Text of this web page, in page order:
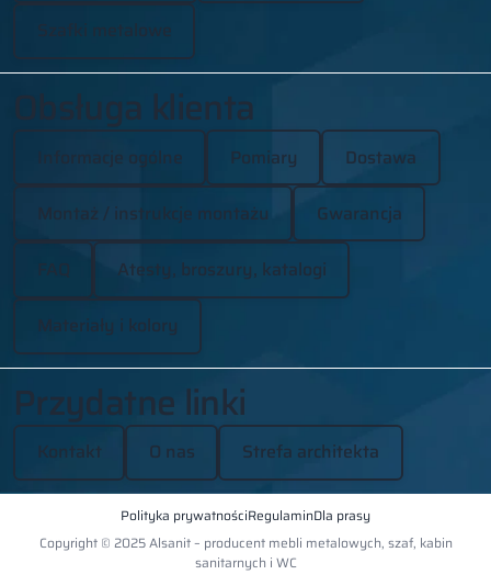
Szafki metalowe
Obsługa klienta
Informacje ogólne Pomiary Dostawa
Montaż / instrukcje montażu Gwarancja
FAQ Atesty, broszury, katalogi
Materiały i kolory
Przydatne linki
Kontakt O nas Strefa architekta
Polityka prywatnościRegulaminDla prasy
Copyright © 2025 Alsanit – producent mebli metalowych, szaf, kabin
sanitarnych i WC